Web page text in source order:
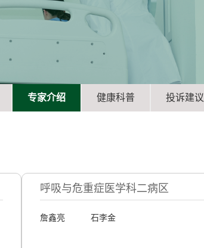
专家介绍 健康科普 投诉建议
呼吸与危重症医学科二病区
詹鑫亮 石李金